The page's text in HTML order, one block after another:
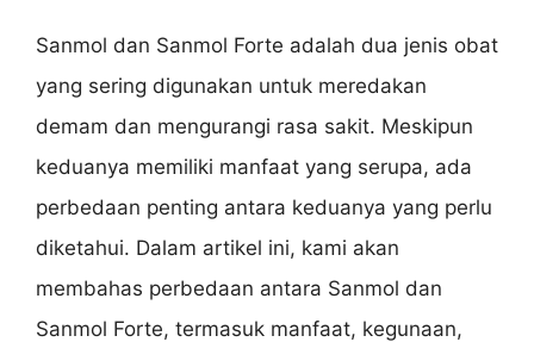
Sanmol dan Sanmol Forte adalah dua jenis obat
yang sering digunakan untuk meredakan
demam dan mengurangi rasa sakit. Meskipun
keduanya memiliki manfaat yang serupa, ada
perbedaan penting antara keduanya yang perlu
diketahui. Dalam artikel ini, kami akan
membahas perbedaan antara Sanmol dan
Sanmol Forte, termasuk manfaat, kegunaan,